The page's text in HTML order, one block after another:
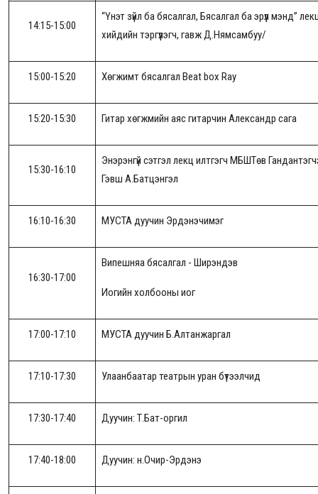
14:15-15:00
“Үнэт зүйл ба бясалгал, Бясалгал ба эрүүл мэнд”
хийдийн тэргүүлэгч, гавж Д.Нямсамбуу/
15:00-15:20 Хөгжимт бясалгал Beat box Ray
15:20-15:30 Гитар хөгжмийн аяс гитарчин Александр сага
15:30-16:10
Энэрэнгүй сэтгэл лекц илтгэгч МБШТөв
Гэвш А.Батцэнгэл
16:10-16:30 МУСТА дуучин Эрдэнэчимэг
16:30-17:00
Випешняа бясалгал - Ширэндэв
Иогийн холбооны иог
17:00-17:10 МУСТА дуучин Б.Алтанжаргал
17:10-17:30 Улаанбаатар театрын уран бүтээлчид
17:30-17:40 Дуучин: Т.Бат-оргил
17:40-18:00 Дуучин: н.Очир-Эрдэнэ